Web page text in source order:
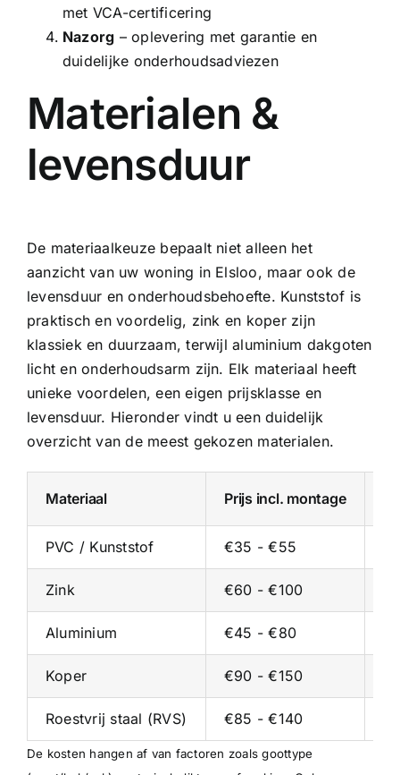
met VCA-certificering
Nazorg – oplevering met garantie en
duidelijke onderhoudsadviezen
Materialen &
levensduur
De materiaalkeuze bepaalt niet alleen het
aanzicht van uw woning in Elsloo, maar ook de
levensduur en onderhoudsbehoefte. Kunststof is
praktisch en voordelig, zink en koper zijn
klassiek en duurzaam, terwijlaluminium dakgoten
licht en onderhoudsarm zijn. Elk materiaal heeft
unieke voordelen, een eigen prijsklasse en
levensduur. Hieronder vindt u een duidelijk
overzicht van de meest gekozen materialen.
Materiaal Prijs incl. montage
PVC / Kunststof €35 - €55
Zink €60 - €100
Aluminium €45 - €80
Koper €90 - €150
Roestvrij staal (RVS) €85 - €140
De kosten hangen af van factoren zoals goottype